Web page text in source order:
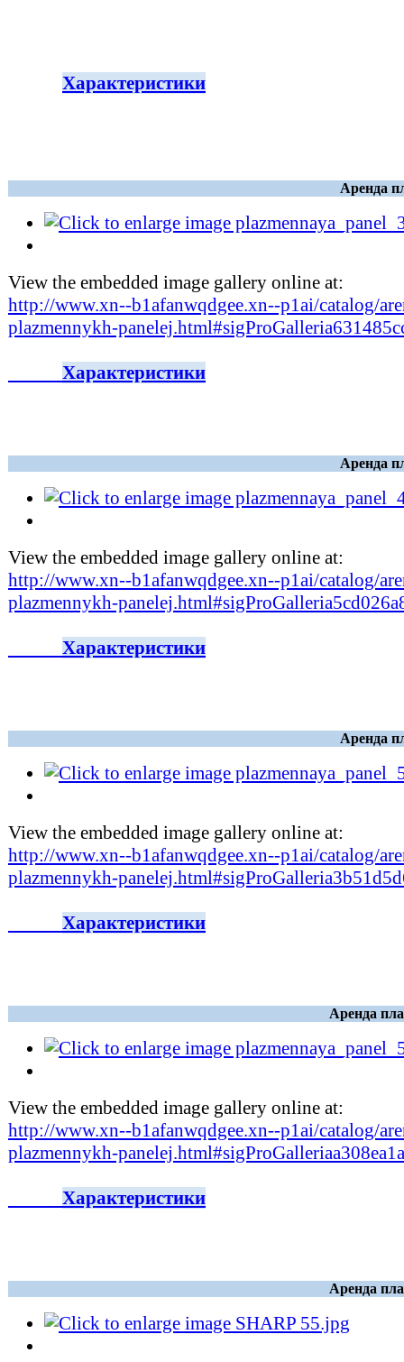
Характеристики
Аренда
View the embedded image gallery online at:
http://www.xn--b1afanwqdgee.xn--p1ai/catalog/
plazmennykh-
Характеристики
Аренда
View the embedded image gallery online at:
http://www.xn--b1afanwqdgee.xn--p1ai/catalog/
plazmennykh-
Характеристики
Аренда
View the embedded image gallery online at:
http://www.xn--b1afanwqdgee.xn--p1ai/catalog/
plazmennykh-
Характеристики
Аренда
View the embedded image gallery online at:
http://www.xn--b1afanwqdgee.xn--p1ai/catalog/
plazmennykh-
Характеристики
Аренда